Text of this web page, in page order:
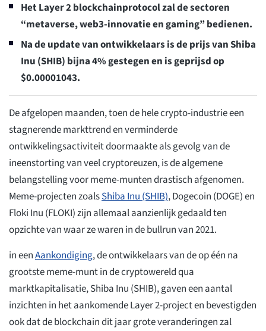
Het Layer 2 blockchainprotocol zal de sectoren
“metaverse, web3-innovatie en gaming” bedienen.
Na de update van ontwikkelaars is de prijs van Shiba
Inu (SHIB) bijna 4% gestegen en is geprijsd op
$0.00001043.
De afgelopen maanden, toen de hele crypto-industrie een
stagnerende markttrend en verminderde
ontwikkelingsactiviteit doormaakte als gevolg van de
ineenstorting van veel cryptoreuzen, is de algemene
belangstelling voor meme-munten drastisch afgenomen.
Meme-projecten zoalsShiba Inu (SHIB), Dogecoin (DOGE) en
Floki Inu (FLOKI) zijn allemaal aanzienlijk gedaald ten
opzichte van waar ze waren in de bullrun van 2021.
in eenAankondiging, de ontwikkelaars van de op één na
grootste meme-munt in de cryptowereld qua
marktkapitalisatie, Shiba Inu (SHIB), gaven een aantal
inzichten in het aankomende Layer 2-project en bevestigden
ook dat de blockchain dit jaar grote veranderingen zal